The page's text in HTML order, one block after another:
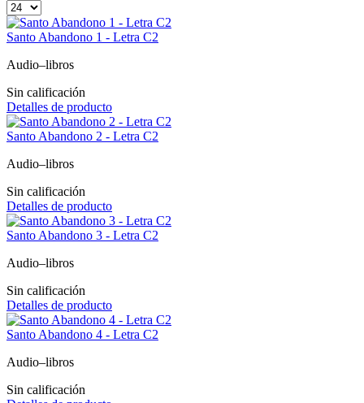
Santo Abandono 1 - Letra C2
Audio–libros
Sin calificación
Detalles de producto
Santo Abandono 2 - Letra C2
Audio–libros
Sin calificación
Detalles de producto
Santo Abandono 3 - Letra C2
Audio–libros
Sin calificación
Detalles de producto
Santo Abandono 4 - Letra C2
Audio–libros
Sin calificación